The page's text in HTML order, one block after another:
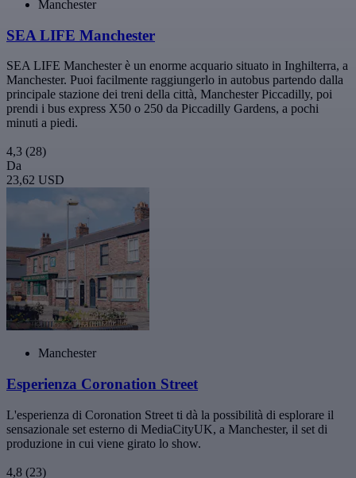
Manchester
SEA LIFE Manchester
SEA LIFE Manchester è un enorme acquario situato in Inghilterra, a
Manchester. Puoi facilmente raggiungerlo in autobus partendo dalla
principale stazione dei treni della città, Manchester Piccadilly, poi
prendi i bus express X50 o 250 da Piccadilly Gardens, a pochi
minuti a piedi.
4,3 (28)
Da
23,62 USD
Manchester
Esperienza Coronation Street
L'esperienza di Coronation Street ti dà la possibilità di esplorare il
sensazionale set esterno di MediaCityUK, a Manchester, il set di
produzione in cui viene girato lo show.
4,8 (23)